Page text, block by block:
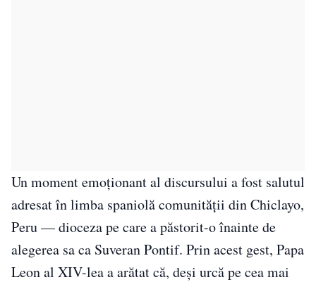
Un moment emoționant al discursului a fost salutul
adresat în limba spaniolă comunității din Chiclayo,
Peru — dioceza pe care a păstorit-o înainte de
alegerea sa ca Suveran Pontif. Prin acest gest, Papa
Leon al XIV-lea a arătat că, deși urcă pe cea mai